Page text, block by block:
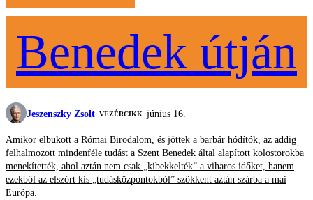
Benedek útján
Jeszenszky Zsolt VEZÉRCIKK június 16.
Amikor elbukott a Római Birodalom, és jöttek a barbár hódítók, az addig
felhalmozott mindenféle tudást a Szent Benedek által alapított kolostorokba
menekítették, ahol aztán nem csak „kibekkelték” a viharos időket, hanem
ezekből az elszórt kis „tudásközpontokból” szökkent aztán szárba a mai
Európa.